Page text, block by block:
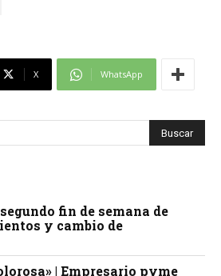
X WhatsApp
fin de semana de
y cambio de
| Empresario pyme